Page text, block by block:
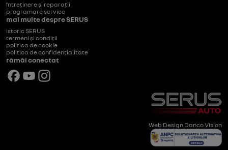
întreținere și reparații
programare service
mai multe despre SERUS
istoric SERUS
termeni și condiții
politica de cookie
politica de confidențialitate
rămâi conectat
Web Design Danco Vision